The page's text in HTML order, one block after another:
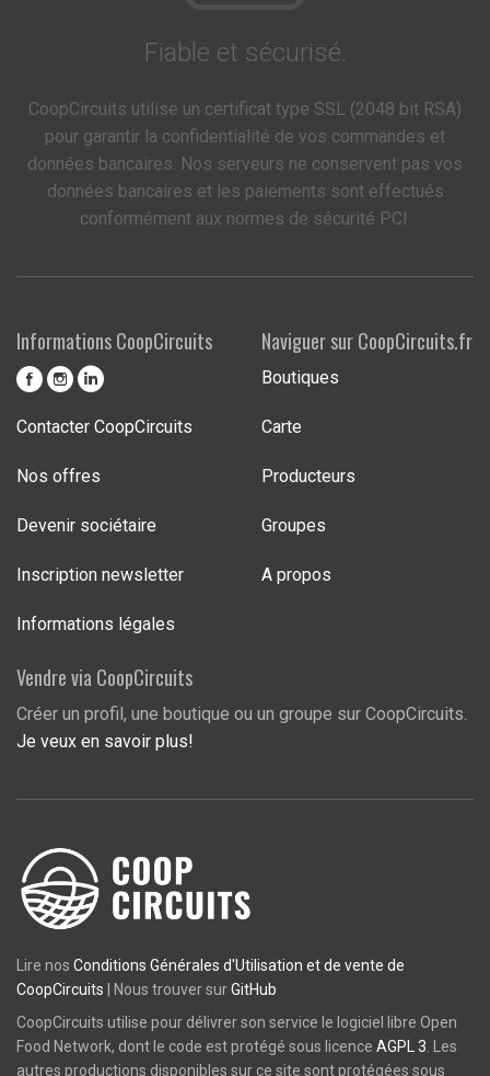
Fiable et sécurisé.
CoopCircuits utilise un certificat type SSL (2048 bit RSA)
pour garantir la confidentialité de vos commandes et
données bancaires. Nos serveurs ne conservent pas vos
données bancaires et les paiements sont effectués
conformément aux normes de sécurité PCI.
Informations CoopCircuits
Contacter CoopCircuits
Nos offres
Devenir sociétaire
Inscription newsletter
Informations légales
Naviguer sur CoopCircuits.fr
Boutiques
Carte
Producteurs
Groupes
A propos
Vendre via CoopCircuits
Créer un profil, une boutique ou un groupe sur CoopCircuits.
Je veux en savoir plus!
Lire nos Conditions Générales d'Utilisation et de vente de
CoopCircuits | Nous trouver surGitHub
CoopCircuits utilise pour délivrer son service le logiciel libre Open
Food Network, dont le code est protégé sous licence AGPL 3 . Les
autres productions disponibles sur ce site sont protégées sous